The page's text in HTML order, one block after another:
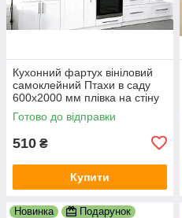
Кухонний фартух вініловий
самоклейний Птахи в саду
600х2000 мм плівка на стіну
Happy Pocket Z181429
Готово до відправки
510 ₴
Купити
Новинка Подарунок